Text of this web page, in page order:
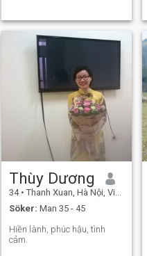
relationship based on
mutual respect - a m
Thùy Dương
34 • Thanh Xuan, Hà Nội, Vietnam
Söker: Man 35 - 45
Hiền lành, phúc hậu, tình
cảm.